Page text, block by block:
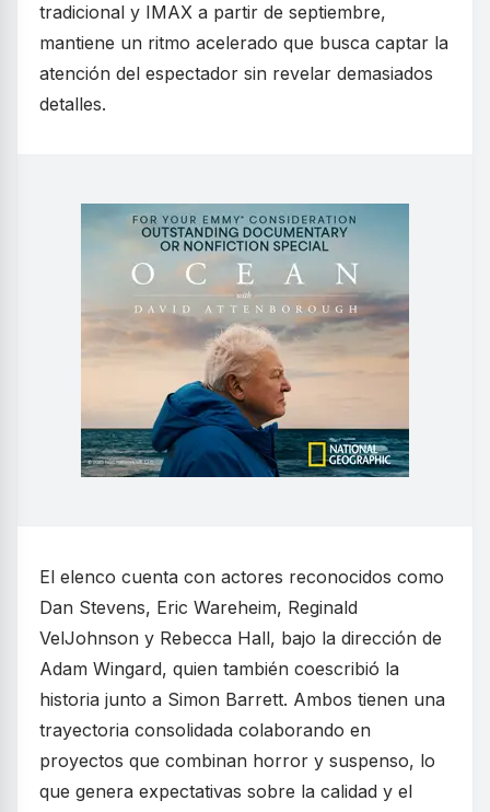
tradicional y IMAX a partir de septiembre,
mantiene un ritmo acelerado que busca captar la
atención del espectador sin revelar demasiados
detalles.
El elenco cuenta con actores reconocidos como
Dan Stevens, Eric Wareheim, Reginald
VelJohnson y Rebecca Hall, bajo la dirección de
Adam Wingard, quien también coescribió la
historia junto a Simon Barrett. Ambos tienen una
trayectoria consolidada colaborando en
proyectos que combinan horror y suspenso, lo
que genera expectativas sobre la calidad y el